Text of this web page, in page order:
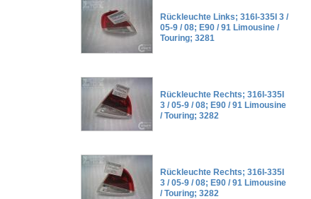
Rückleuchte Links; 316I-335I 3 /
05-9 / 08; E90 / 91 Limousine /
Touring; 3281
Rückleuchte Rechts; 316I-335I
3 / 05-9 / 08; E90 / 91 Limousine
/ Touring; 3282
Rückleuchte Rechts; 316I-335I
3 / 05-9 / 08; E90 / 91 Limousine
/ Touring; 3282